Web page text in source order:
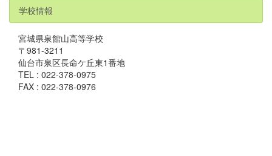
学校情報
宮城県泉館山高等学校
〒981-3211
仙台市泉区長命ケ丘東1番地
TEL : 022-378-0975
FAX : 022-378-0976